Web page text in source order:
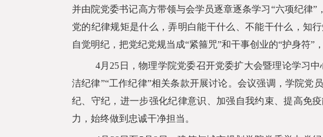
并由院党委书记高方带领与会学员逐章逐条学习“六项纪律
党的纪律规矩是什么，弄明白能干什么、不能干什么，知
自觉明纪，把党纪党规当成“紧箍咒”和干事创业的“护身符”
4月 25 日，物理学院党委召开党委扩大会暨理论学习
洁纪律”“工作纪律”相关条款开展讨论。会议强调，学院党
纪、守纪，进一步强化纪律意识、加强自我约束、提高免
力，始终做到忠诚干净担当。